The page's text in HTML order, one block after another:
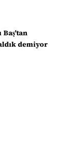
Baş'tan
demiyor